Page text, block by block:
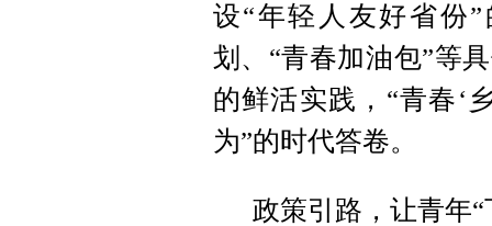
设“年轻人友好省份
划、“青春加油包”等
的鲜活实践，“青春‘
为”的时代答卷。
政策引路，让青年